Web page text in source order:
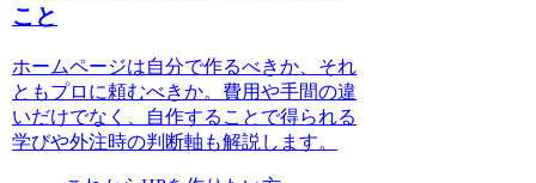
こと
ホームページは自分で作るべきか、それ
ともプロに頼むべきか。費用や手間の違
いだけでなく、自作することで得られる
学びや外注時の判断軸も解説します。